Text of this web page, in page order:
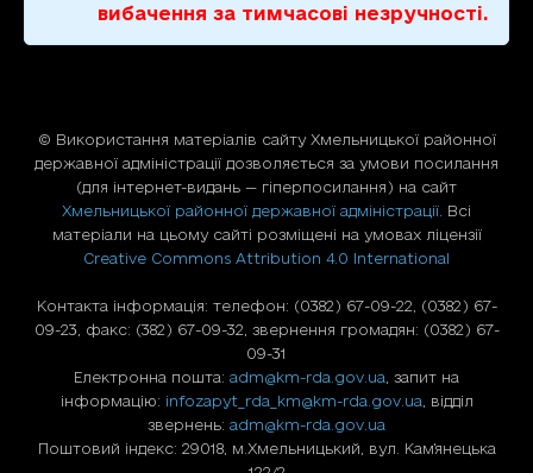
вибачення за тимчасові незручності.
© Використання матерiалiв сайту Хмельницької районної
державної адміністрації дозволяється за умови посилання
(для iнтернет-видань — гiперпосилання) на сайт
Хмельницької районної державної адміністрації . Всі
матеріали на цьому сайті розміщені на умовах ліцензії
Creative Commons Attribution 4.0 International
Контакта інформація: телефон: (0382) 67-09-22, (0382) 67-
09-23, факс: (382) 67-09-32, звернення громадян: (0382) 67-
09-31
Електронна пошта: adm@km-rda.gov.ua , запит на
інформацію: infozapyt_rda_km@km-rda.gov.ua , відділ
звернень: adm@km-rda.gov.ua
Поштовий індекс: 29018, м.Хмельницький, вул. Кам'янецька